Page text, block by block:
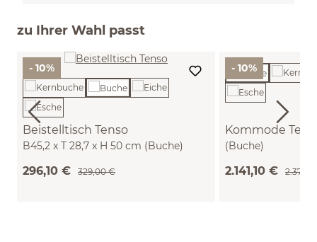
zu Ihrer Wahl passt
- 10%
Beistelltisch Tenso
B45,2 x T 28,7 x H 50 cm (Buche)
296,10 € 329,00 €
- 10%
Kommode
(Buche)
2.141,10 €